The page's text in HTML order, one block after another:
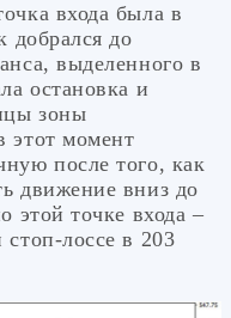
входа была в
добрался до
выделенного в
остановка и
зоны
этот момент
после того, как
движение вниз до
этой точке входа –
лоссе в 203